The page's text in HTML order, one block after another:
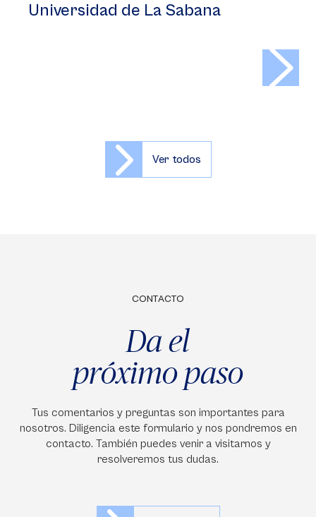
Universidad de La Sabana
Ver todos
CONTACTO
Da el
próximo paso
Tus comentarios y preguntas son importantes para
nosotros. Diligencia este formulario y nos pondremos en
contacto. También puedes venir a visitarnos y
resolveremos tus dudas.